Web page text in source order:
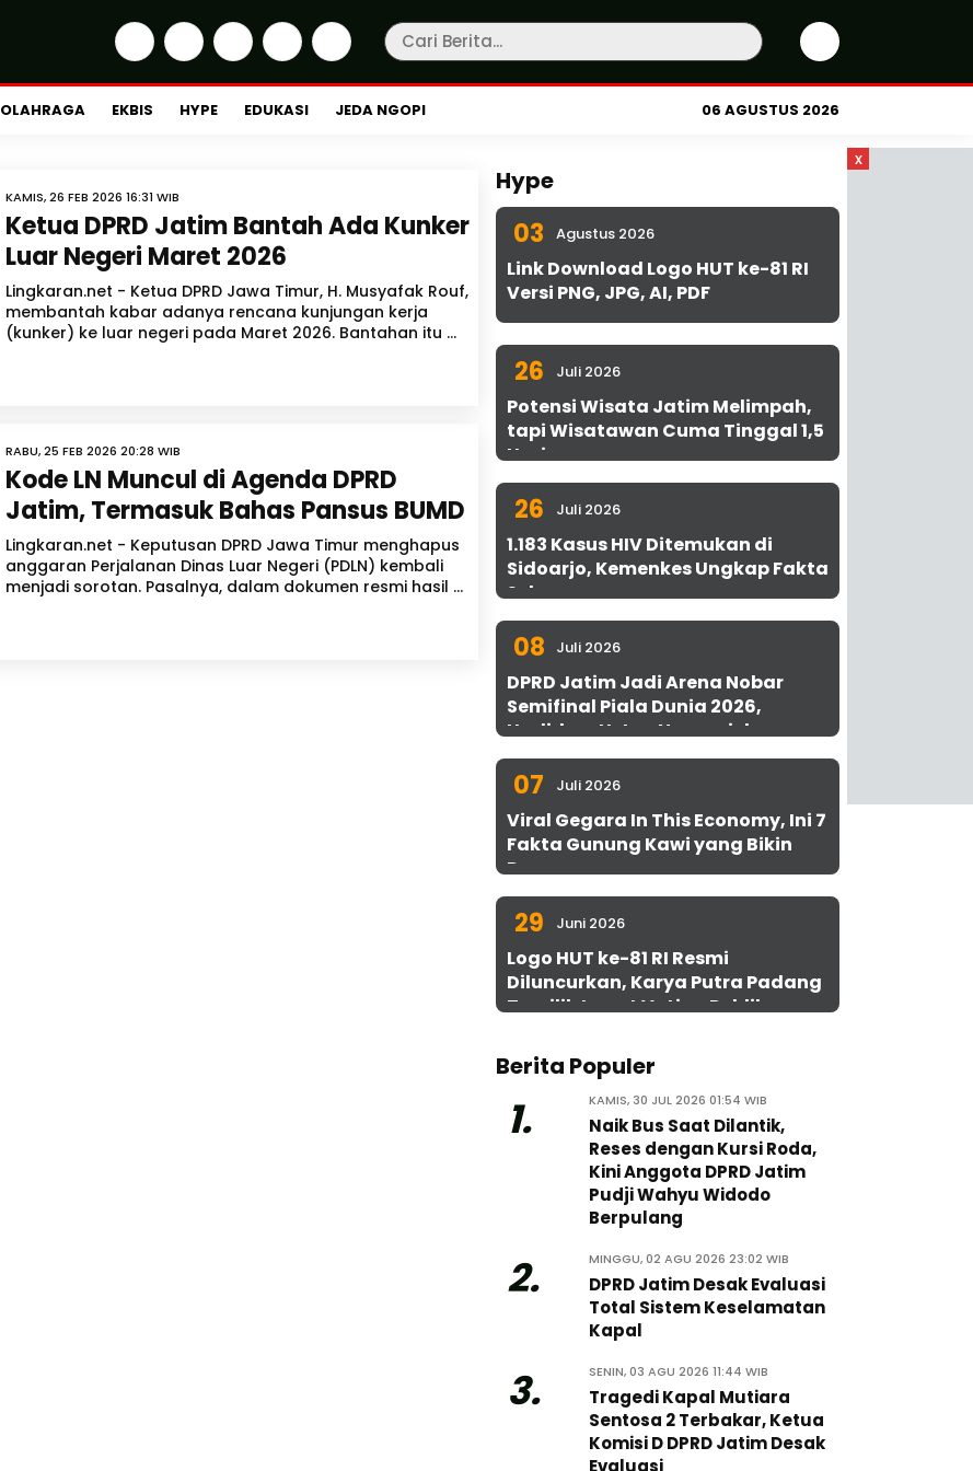
OLAHRAGA EKBIS HYPE EDUKASI JEDA NGOPI 06 AGUSTUS 2026
x
KAMIS, 26 FEB 2026 16:31 WIB
Ketua DPRD Jatim Bantah Ada Kunker
Luar Negeri Maret 2026
Lingkaran.net - Ketua DPRD Jawa Timur, H. Musyafak Rouf,
membantah kabar adanya rencana kunjungan kerja
(kunker) ke luar negeri pada Maret 2026. Bantahan itu ...
RABU, 25 FEB 2026 20:28 WIB
Kode LN Muncul di Agenda DPRD
Jatim, Termasuk Bahas Pansus BUMD
Lingkaran.net - Keputusan DPRD Jawa Timur menghapus
anggaran Perjalanan Dinas Luar Negeri (PDLN) kembali
menjadi sorotan. Pasalnya, dalam dokumen resmi hasil ...
Hype
03 Agustus 2026
Link Download Logo HUT ke-81 RI
Versi PNG, JPG, AI, PDF
26 Juli 2026
Potensi Wisata Jatim Melimpah,
tapi Wisatawan Cuma Tinggal 1,5
Hari
26 Juli 2026
1.183 Kasus HIV Ditemukan di
Sidoarjo, Kemenkes Ungkap Fakta
Sebenarnya
08 Juli 2026
DPRD Jatim Jadi Arena Nobar
Semifinal Piala Dunia 2026,
Hadirkan Uston Nawawi dan
UMKM Gratis untuk 1.000 Warga
07 Juli 2026
Viral Gegara In This Economy, Ini 7
Fakta Gunung Kawi yang Bikin
Penasaran
29 Juni 2026
Logo HUT ke-81 RI Resmi
Diluncurkan, Karya Putra Padang
Terpilih Lewat Voting Publik
Berita Populer
1. KAMIS, 30 JUL 2026 01:54 WIB
Naik Bus Saat Dilantik,
Reses dengan Kursi Roda,
Kini Anggota DPRD Jatim
Pudji Wahyu Widodo
Berpulang
2. MINGGU, 02 AGU 2026 23:02 WIB
DPRD Jatim Desak Evaluasi
Total Sistem Keselamatan
Kapal
3. SENIN, 03 AGU 2026 11:44 WIB
Tragedi Kapal Mutiara
Sentosa 2 Terbakar, Ketua
Komisi D DPRD Jatim Desak
Evaluasi